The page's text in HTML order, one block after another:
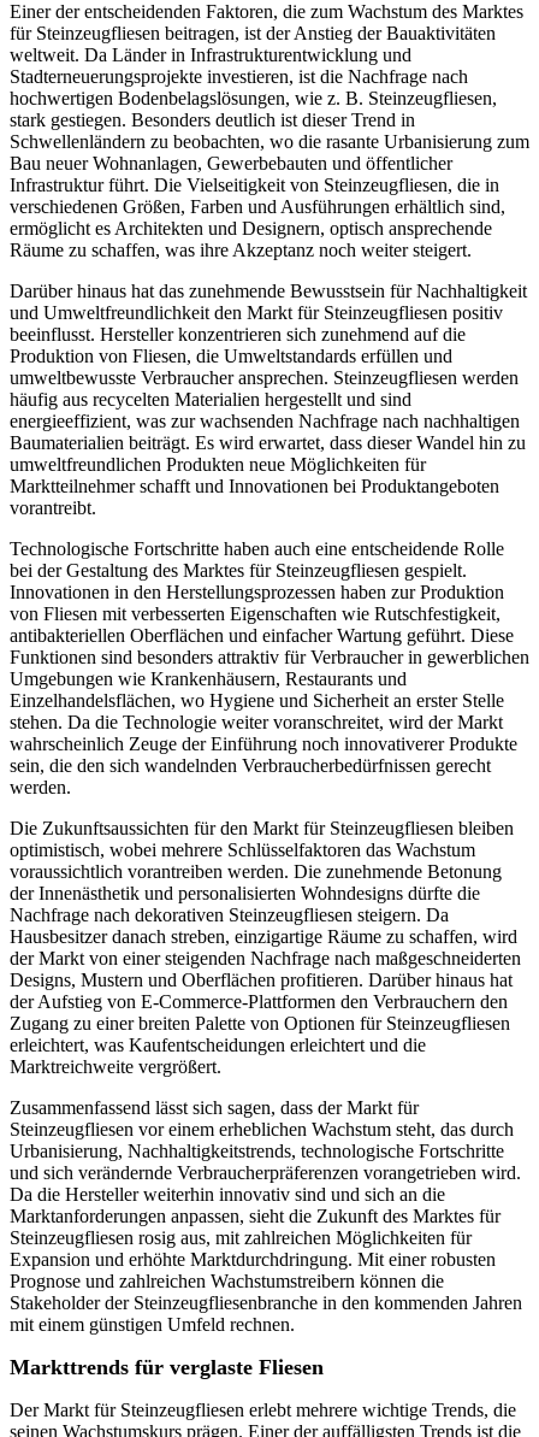
Einer der entscheidenden Faktoren, die zum Wachstum des Marktes
für Steinzeugfliesen beitragen, ist der Anstieg der Bauaktivitäten
weltweit. Da Länder in Infrastrukturentwicklung und
Stadterneuerungsprojekte investieren, ist die Nachfrage nach
hochwertigen Bodenbelagslösungen, wie z. B. Steinzeugfliesen,
stark gestiegen. Besonders deutlich ist dieser Trend in
Schwellenländern zu beobachten, wo die rasante Urbanisierung zum
Bau neuer Wohnanlagen, Gewerbebauten und öffentlicher
Infrastruktur führt. Die Vielseitigkeit von Steinzeugfliesen, die in
verschiedenen Größen, Farben und Ausführungen erhältlich sind,
ermöglicht es Architekten und Designern, optisch ansprechende
Räume zu schaffen, was ihre Akzeptanz noch weiter steigert.
Darüber hinaus hat das zunehmende Bewusstsein für Nachhaltigkeit
und Umweltfreundlichkeit den Markt für Steinzeugfliesen positiv
beeinflusst. Hersteller konzentrieren sich zunehmend auf die
Produktion von Fliesen, die Umweltstandards erfüllen und
umweltbewusste Verbraucher ansprechen. Steinzeugfliesen werden
häufig aus recycelten Materialien hergestellt und sind
energieeffizient, was zur wachsenden Nachfrage nach nachhaltigen
Baumaterialien beiträgt. Es wird erwartet, dass dieser Wandel hin zu
umweltfreundlichen Produkten neue Möglichkeiten für
Marktteilnehmer schafft und Innovationen bei Produktangeboten
vorantreibt.
Technologische Fortschritte haben auch eine entscheidende Rolle
bei der Gestaltung des Marktes für Steinzeugfliesen gespielt.
Innovationen in den Herstellungsprozessen haben zur Produktion
von Fliesen mit verbesserten Eigenschaften wie Rutschfestigkeit,
antibakteriellen Oberflächen und einfacher Wartung geführt. Diese
Funktionen sind besonders attraktiv für Verbraucher in gewerblichen
Umgebungen wie Krankenhäusern, Restaurants und
Einzelhandelsflächen, wo Hygiene und Sicherheit an erster Stelle
stehen. Da die Technologie weiter voranschreitet, wird der Markt
wahrscheinlich Zeuge der Einführung noch innovativerer Produkte
sein, die den sich wandelnden Verbraucherbedürfnissen gerecht
werden.
Die Zukunftsaussichten für den Markt für Steinzeugfliesen bleiben
optimistisch, wobei mehrere Schlüsselfaktoren das Wachstum
voraussichtlich vorantreiben werden. Die zunehmende Betonung
der Innenästhetik und personalisierten Wohndesigns dürfte die
Nachfrage nach dekorativen Steinzeugfliesen steigern. Da
Hausbesitzer danach streben, einzigartige Räume zu schaffen, wird
der Markt von einer steigenden Nachfrage nach maßgeschneiderten
Designs, Mustern und Oberflächen profitieren. Darüber hinaus hat
der Aufstieg von E-Commerce-Plattformen den Verbrauchern den
Zugang zu einer breiten Palette von Optionen für Steinzeugfliesen
erleichtert, was Kaufentscheidungen erleichtert und die
Marktreichweite vergrößert.
Zusammenfassend lässt sich sagen, dass der Markt für
Steinzeugfliesen vor einem erheblichen Wachstum steht, das durch
Urbanisierung, Nachhaltigkeitstrends, technologische Fortschritte
und sich verändernde Verbraucherpräferenzen vorangetrieben wird.
Da die Hersteller weiterhin innovativ sind und sich an die
Marktanforderungen anpassen, sieht die Zukunft des Marktes für
Steinzeugfliesen rosig aus, mit zahlreichen Möglichkeiten für
Expansion und erhöhte Marktdurchdringung. Mit einer robusten
Prognose und zahlreichen Wachstumstreibern können die
Stakeholder der Steinzeugfliesenbranche in den kommenden Jahren
mit einem günstigen Umfeld rechnen.
Markttrends für verglaste Fliesen
Der Markt für Steinzeugfliesen erlebt mehrere wichtige Trends, die
seinen Wachstumskurs prägen. Einer der auffälligsten Trends ist die